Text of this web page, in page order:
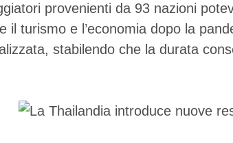
provenienti da 93 nazioni
il turismo e l’economia dopo la
stabilendo che la durata